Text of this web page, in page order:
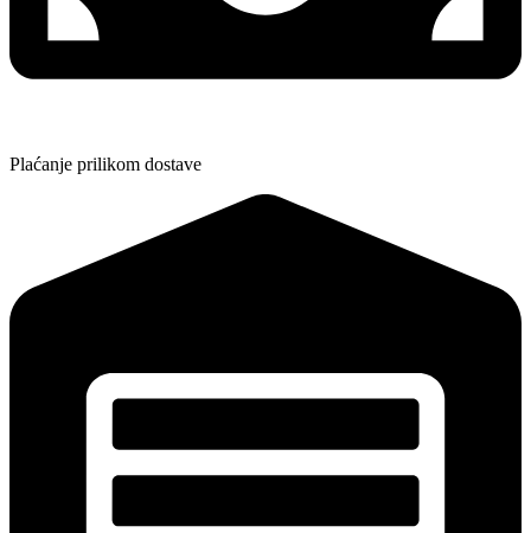
Plaćanje prilikom dostave